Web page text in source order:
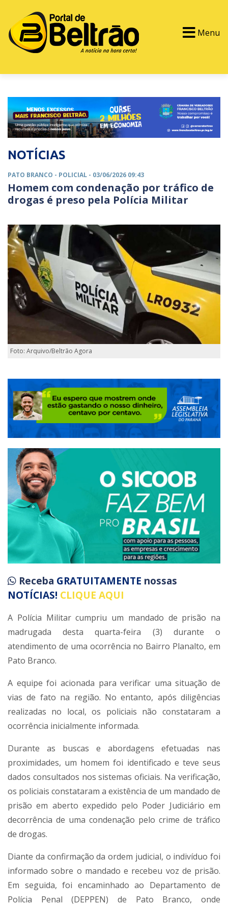
Menu
NOTÍCIAS
PATO BRANCO - POLICIAL - 03/06/2026 09:43
Homem com condenação por tráfico de
drogas é preso pela Polícia Militar
Foto: Arquivo/Beltrão Agora
Receba GRATUITAMENTE nossas
NOTÍCIAS! CLIQUE AQUI
A Polícia Militar cumpriu um mandado de prisão na
madrugada desta quarta-feira (3) durante o
atendimento de uma ocorrência no Bairro Planalto, em
Pato Branco.
A equipe foi acionada para verificar uma situação de
vias de fato na região. No entanto, após diligências
realizadas no local, os policiais não constataram a
ocorrência inicialmente informada.
Durante as buscas e abordagens efetuadas nas
proximidades, um homem foi identificado e teve seus
dados consultados nos sistemas oficiais. Na verificação,
os policiais constataram a existência de um mandado de
prisão em aberto expedido pelo Poder Judiciário em
decorrência de uma condenação pelo crime de tráfico
de drogas.
Diante da confirmação da ordem judicial, o indivíduo foi
informado sobre o mandado e recebeu voz de prisão.
Em seguida, foi encaminhado ao Departamento de
Polícia Penal (DEPPEN) de Pato Branco, onde